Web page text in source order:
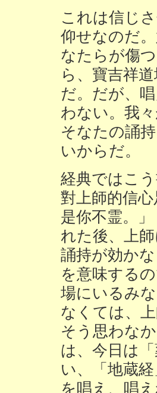
これは信じ
仰せなのだ
なたらが傷
ら、寶吉祥
だ。だが、
わない。我
そなたの誦
いからだ。
経典ではこ
對上師的信
是你不霊。
れた後、上
誦持が効か
を意味する
場にいるみ
なくては、
そう思わな
は、今日は
い、「地蔵
を唱え、唱